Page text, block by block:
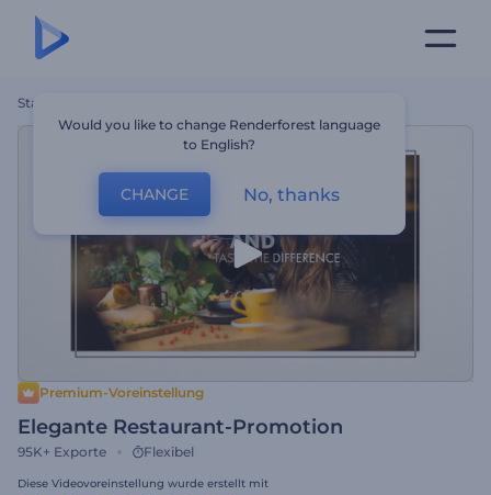
Startseite
Premium-Voreinstellung
Elegante Restaurant-Promotion
95K+ Exporte Flexibel
Diese Videovoreinstellung wurde erstellt mit
Would you like to change Renderforest language
to English?
CHANGE No, thanks